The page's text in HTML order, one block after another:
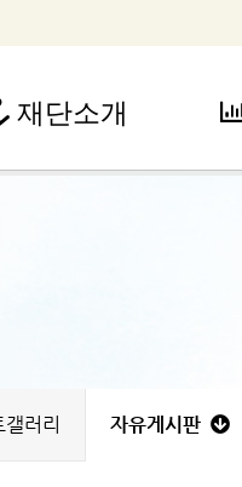
재단소개
지
러리 자유게시판